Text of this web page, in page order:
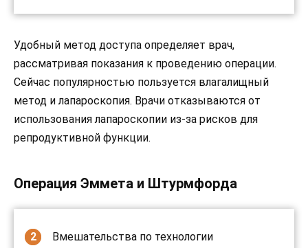
Удобный метод доступа определяет врач,
рассматривая показания к проведению операции.
Сейчас популярностью пользуется влагалищный
метод и лапароскопия. Врачи отказываются от
использования лапароскопии из-за рисков для
репродуктивной функции.
Операция Эммета и Штурмфорда
Вмешательства по технологии